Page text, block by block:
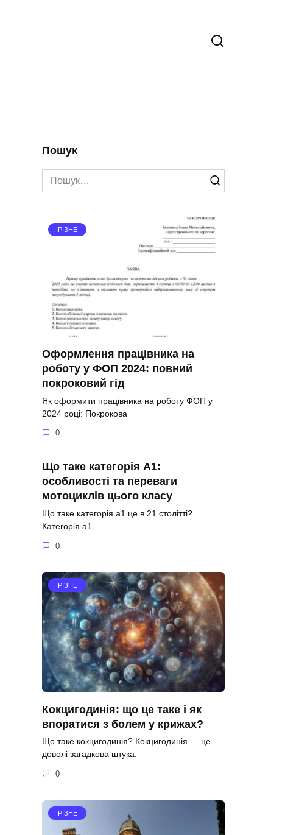
Пошук
Search
for:
РІЗНЕ
Оформлення працівника на
роботу у ФОП 2024: повний
покроковий гід
Як оформити працівника на роботу ФОП у
2024 році: Покрокова
0
Що таке категорія A1:
особливості та переваги
мотоциклів цього класу
Що таке категорія а1 це в 21 столітті?
Категорія а1
0
РІЗНЕ
Кокцигодинія: що це таке і як
впоратися з болем у крижах?
Що таке кокцигодинія? Кокцигодинія — це
доволі загадкова штука.
0
РІЗНЕ